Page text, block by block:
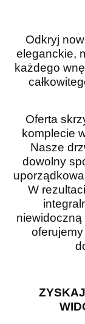
Odkryj
eleganckie,
każdego
Oferta
komplecie
Nasze
dowolny
W
niewidoczną